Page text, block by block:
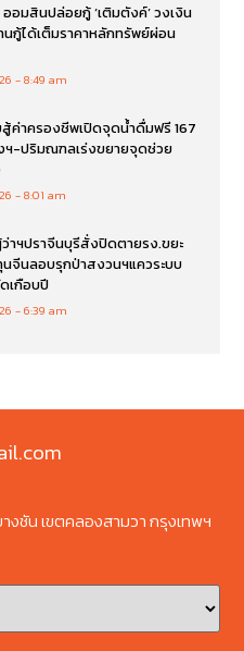
ออมสินปล่อยกู้ ‘เติมตังค์’ วงเงิน
กู้ได้เต็มราคาหลักทรัพย์ผ่อน
8:49 am
ค่าครองชีพเปิดจุดน้ำดื่มฟรี 167
ฯ-ปริมณฑลเร่งขยายจุดช่วย
8:01 am
ว่าฯปราจีนบุรีสั่งปิดตายรง.ขยะ
จีนลอบรุกป่าสงวนฯแควระบบ
เกือบปี
6:39 am
ชัน เขตคลองสามวา กรุงเทพฯ